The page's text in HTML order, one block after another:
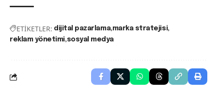
ETİKETLER: dijital pazarlama marka stratejisi
reklam yönetimi sosyal medya